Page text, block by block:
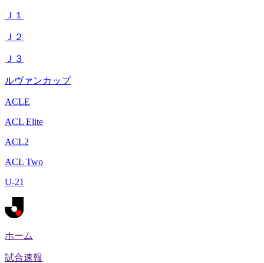
Ｊ１
Ｊ２
Ｊ３
ルヴァンカップ
ACLE
ACL Elite
ACL2
ACL Two
U-21
ホーム
試合速報